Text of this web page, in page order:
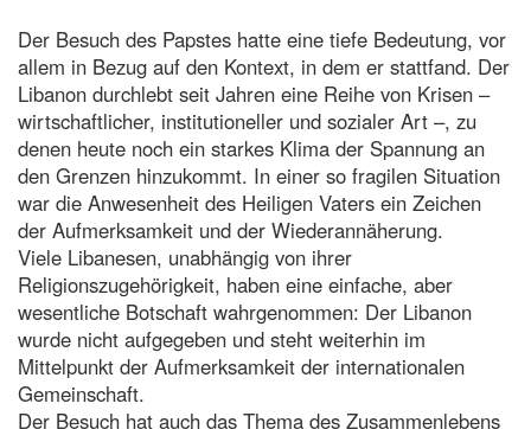
Der Besuch des Papstes hatte eine tiefe Bedeutung, vor
allem in Bezug auf den Kontext, in dem er stattfand. Der
Libanon durchlebt seit Jahren eine Reihe von Krisen –
wirtschaftlicher, institutioneller und sozialer Art –, zu
denen heute noch ein starkes Klima der Spannung an
den Grenzen hinzukommt. In einer so fragilen Situation
war die Anwesenheit des Heiligen Vaters ein Zeichen
der Aufmerksamkeit und der Wiederannäherung.
Viele Libanesen, unabhängig von ihrer
Religionszugehörigkeit, haben eine einfache, aber
wesentliche Botschaft wahrgenommen: Der Libanon
wurde nicht aufgegeben und steht weiterhin im
Mittelpunkt der Aufmerksamkeit der internationalen
Gemeinschaft.
Der Besuch hat auch das Thema des Zusammenlebens